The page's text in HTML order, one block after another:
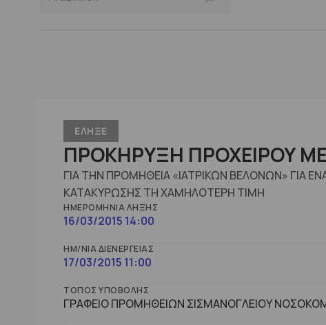
ΕΛΗΞΕ
ΠΡΟΚΗΡΥΞΗ ΠΡΟΧΕΙΡΟΥ
ΓΙΑ ΤΗΝ ΠΡΟΜΗΘΕΙΑ «ΙΑΤΡΙΚΩΝ ΒΕΛΟΝΩΝ» ΓΙΑ
ΚΑΤΑΚΥΡΩΣΗΣ ΤΗ ΧΑΜΗΛΟΤΕΡΗ ΤΙΜΗ
ΗΜΕΡΟΜΗΝΊΑ ΛΉΞΗΣ
16/03/2015 14:00
ΗΜ/ΝΊΑ ΔΙΕΝΈΡΓΕΙΑΣ
17/03/2015 11:00
ΤΌΠΟΣ ΥΠΟΒΟΛΉΣ
ΓΡΑΦΕΙΟ ΠΡΟΜΗΘΕΙΩΝ ΣΙΣΜΑΝΟΓΛΕΙΟΥ